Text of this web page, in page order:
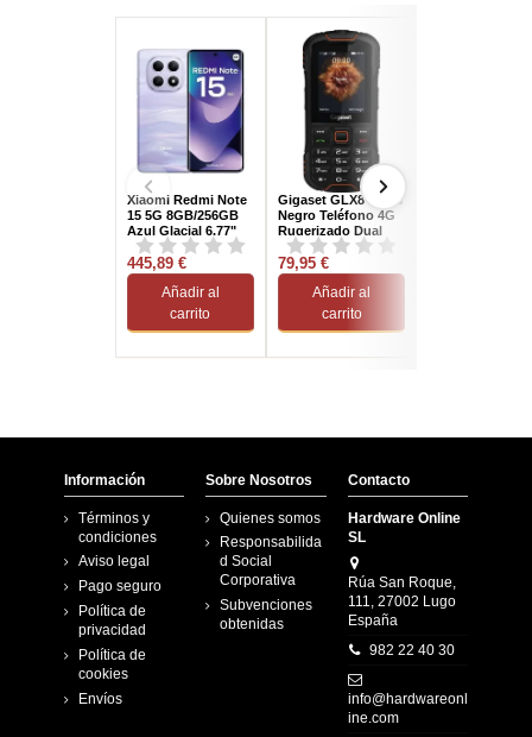
Xiaomi Redmi Note
15 5G 8GB/256GB
Azul Glacial 6.77"
AMOLED 120Hz
Dual SIM Cámara
108MP...
445,89 €
Añadir al
carrito
Gigaset GLX8 PLUS
Negro Teléfono 4G
Rugerizado Dual
SIM 2.4"
79,95 €
Añadir al
carrito
Información
Términos y
condiciones
Aviso legal
Pago seguro
Política de
privacidad
Política de
cookies
Envíos
Sobre Nosotros
Quienes somos
Responsabilida
d Social
Corporativa
Subvenciones
obtenidas
Contacto
Hardware Online
SL
Rúa San Roque,
111, 27002 Lugo
España
982 22 40 30
info@hardwareonl
ine.com